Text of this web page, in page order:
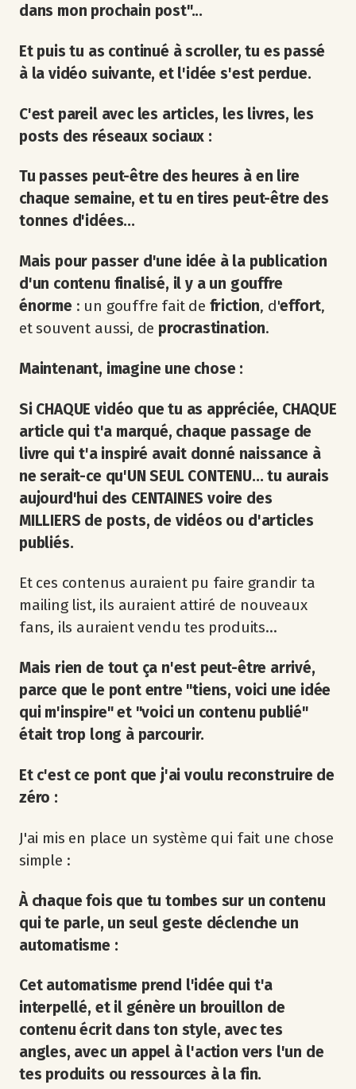
dans mon prochain post"...
Et puis tu as continué à scroller, tu es passé
à la vidéo suivante, et l'idée s'est perdue.
C'est pareil avec les articles, les livres, les
posts des réseaux sociaux :
Tu passes peut-être des heures à en lire
chaque semaine, et tu en tires peut-être des
tonnes d'idées...
Mais pour passer d'une idée à la publication
d'un contenu finalisé, il y a un gouffre
énorme : un gouffre fait de friction, d'effort,
et souvent aussi, de procrastination.
Maintenant, imagine une chose :
Si CHAQUE vidéo que tu as appréciée, CHAQUE
article qui t'a marqué, chaque passage de
livre qui t'a inspiré avait donné naissance à
ne serait-ce qu'UN SEUL CONTENU... tu aurais
aujourd'hui des CENTAINES voire des
MILLIERS de posts, de vidéos ou d'articles
publiés.
Et ces contenus auraient pu faire grandir ta
mailing list, ils auraient attiré de nouveaux
fans, ils auraient vendu tes produits...
Mais rien de tout ça n'est peut-être arrivé,
parce que le pont entre "tiens, voici une idée
qui m'inspire" et "voici un contenu publié"
était trop long à parcourir.
Et c'est ce pont que j'ai voulu reconstruire de
zéro :
J'ai mis en place un système qui fait une chose
simple :
À chaque fois que tu tombes sur un contenu
qui te parle, un seul geste déclenche un
automatisme :
Cet automatisme prend l'idée qui t'a
interpellé, et il génère un brouillon de
contenu écrit dans ton style, avec tes
angles, avec un appel à l'action vers l'un de
tes produits ou ressources à la fin.